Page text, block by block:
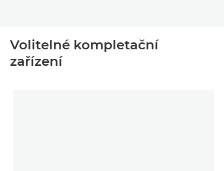
Volitelné kompletační
zařízení